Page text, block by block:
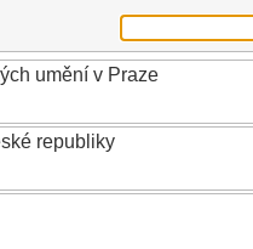
umění v Praze
republiky